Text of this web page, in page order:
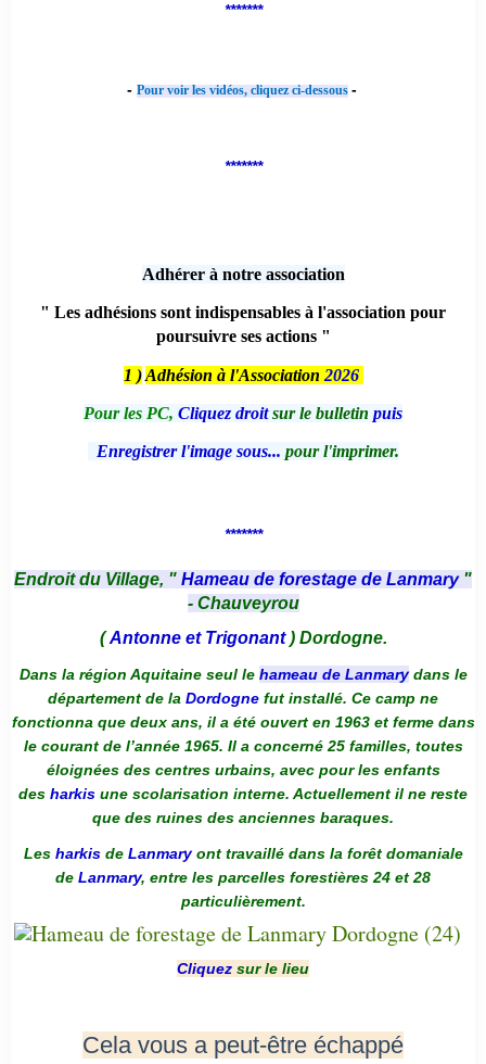
*******
- Pour voir les vidéos, cliquez ci-dessous -
*******
Adhérer à notre association
" Les adhésions sont indispensables à l'association pour
poursuivre ses actions "
1 ) Adhésion à l'Association 2026
Pour les PC, Cliquez droitsur le bulletin puis
Enregistrer l'image sous... pour l'imprimer.
*******
Endroit du Village, " Hameau de forestage de Lanmary "
- Chauveyrou
(Antonne et Trigonant) Dordogne.
Dans la région Aquitaine seul le hameau de Lanmarydans le
département de la Dordogne fut installé. Ce camp ne
fonctionna que deux ans, il a été ouvert en 1963 et ferme dans
le courant de l’année 1965. Il a concerné 25 familles, toutes
éloignées des centres urbains, avec pour les enfants
des harkis une scolarisation interne. Actuellement il ne reste
que des ruines des anciennes baraques.
Les harkis de Lanmaryont travaillé dans la forêt domaniale
de Lanmary, entre les parcelles forestières 24 et 28
particulièrement.
Cliquez sur le lieu
Cela vous a peut-être échappé